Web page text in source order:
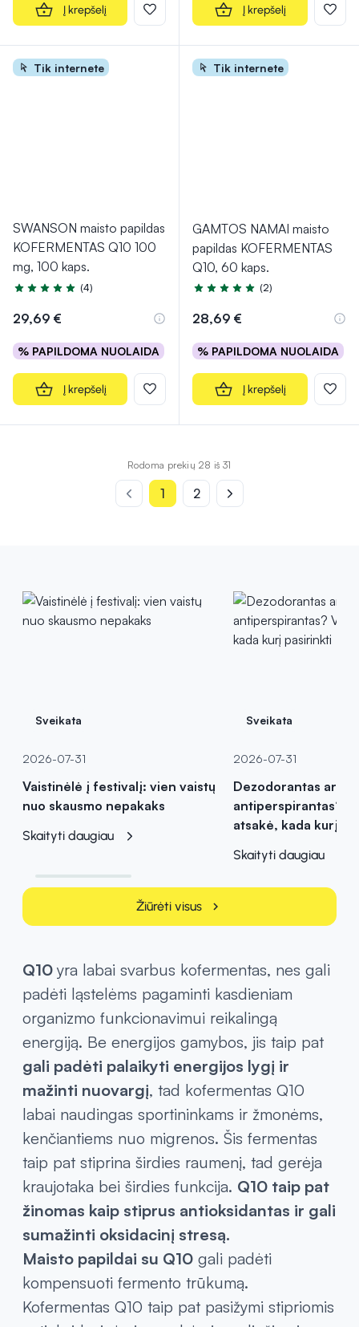
Į krepšelį Į krepšelį
Tik internete
SWANSON maisto papildas
KOFERMENTAS Q10 100
mg, 100 kaps.
Įvertinimas 5.0 iš 5
(4)
29,69 €
% PAPILDOMA NUOLAIDA
Į krepšelį
Tik internete
GAMTOS NAMAI maisto
papildas KOFERMENTAS
Q10, 60 kaps.
Įvertinimas 4.5 iš 5
(2)
28,69 €
% PAPILDOMA NUOLAIDA
Į krepšelį
Rodoma prekių 28 iš 31
1 2
Sveikata
2026-07-31
Vaistinėlė į festivalį: vien vaistų
nuo skausmo nepakaks
Skaityti daugiau
Sveikata
2026-07-31
Dezodorantas ar
antiperspirantas?
atsakė, kada kurį
Skaityti daugiau
Žiūrėti visus chevron_right
Q10 yra labai svarbus kofermentas, nes gali
padėti ląstelėms pagaminti kasdieniam
organizmo funkcionavimui reikalingą
energiją. Be energijos gamybos, jis taip pat
gali padėti palaikyti energijos lygį ir
mažinti nuovargį, tad kofermentas Q10
labai naudingas sportininkams ir žmonėms,
kenčiantiems nuo migrenos. Šis fermentas
taip pat stiprina širdies raumenį, tad gerėja
kraujotaka bei širdies funkcija. Q10 taip pat
žinomas kaip stiprus antioksidantas ir gali
sumažinti oksidacinį stresą.
Maisto papildai su Q10 gali padėti
kompensuoti fermento trūkumą.
Kofermentas Q10 taip pat pasižymi stipriomis